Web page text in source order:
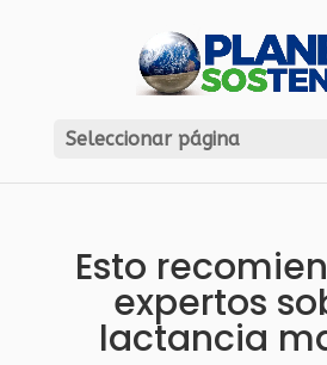
Seleccionar página
Esto
expertos
lactancia